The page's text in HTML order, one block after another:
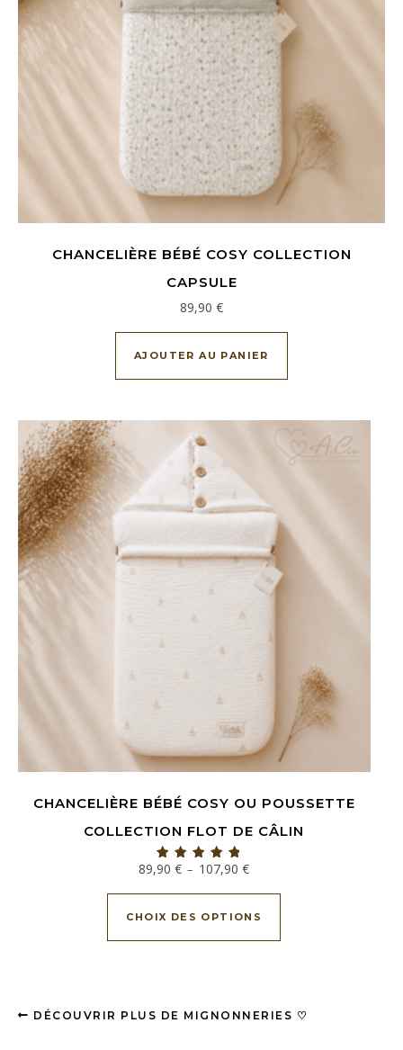
CHANCELIÈRE BÉBÉ COSY COLLECTION
CAPSULE
89,90 €
AJOUTER AU PANIER
CHANCELIÈRE BÉBÉ COSY OU POUSSETTE
COLLECTION FLOT DE CÂLIN
Note
sur 5
89,90€ – 107,90€Plage de prix : 89,90 € à
CHOIX DES OPTIONS
Ce produit a
DÉCOUVRIR PLUS DE MIGNONNERIES ♡